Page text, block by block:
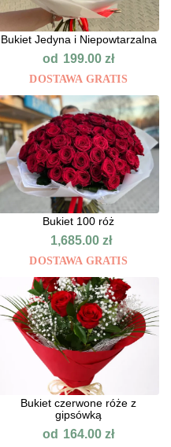
Bukiet Jedyna i Niepowtarzalna
od 199.00zł
DOSTAWA GRATIS
Bukiet 100 róż
1,685.00 zł
DOSTAWA GRATIS
Bukiet czerwone róże z
gipsówką
od 164.00zł